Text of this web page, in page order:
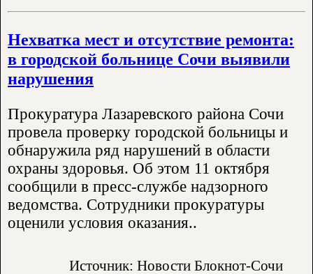
Нехватка мест и отсутствие ремонта:
в городской больнице Сочи выявили
нарушения
Прокуратура Лазаревского района Сочи
провела проверку городской больницы и
обнаружила ряд нарушений в области
охраны здоровья. Об этом 11 октября
сообщили в пресс-службе надзорного
ведомства. Сотрудники прокуратуры
оценили условия оказания..
Источник: Новости Блокнот-Сочи